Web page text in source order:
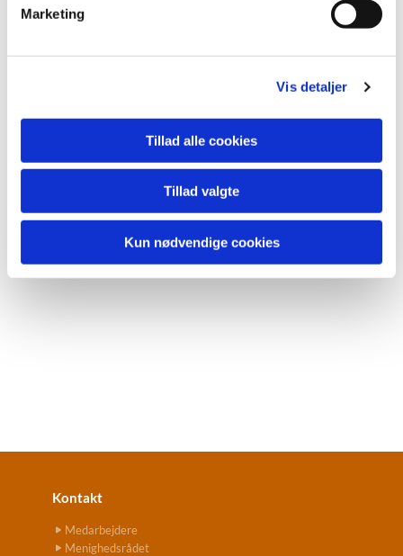
Marketing
Vis detaljer
Tillad alle cookies
Tillad valgte
Kun nødvendige cookies
Kontakt
Medarbejdere
Menighedsrådet